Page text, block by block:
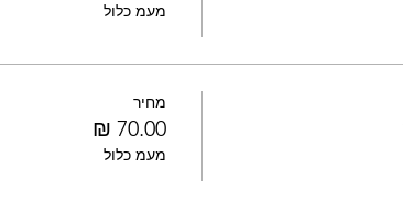
מעמ כלול
מחיר
מעמ כלול